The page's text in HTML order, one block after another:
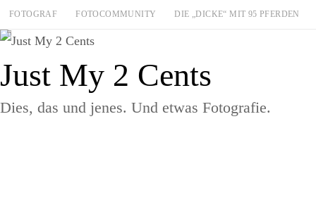
Zum
Inhalt
FOTOGRAF FOTOCOMMUNITY DIE „DICKE“ MIT 95 PFERDEN
Just My 2 Cents
Dies, das und jenes. Und etwas Fotografie.